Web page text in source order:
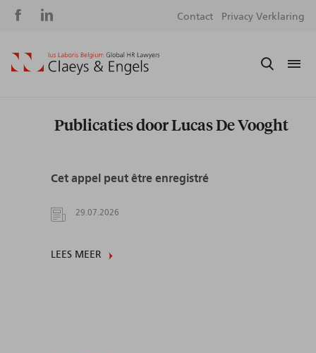
Social
Contact Privacy Verklaring
Publicaties door Lucas De Vooght
Cet appel peut être enregistré
29.07.2026
LEES MEER